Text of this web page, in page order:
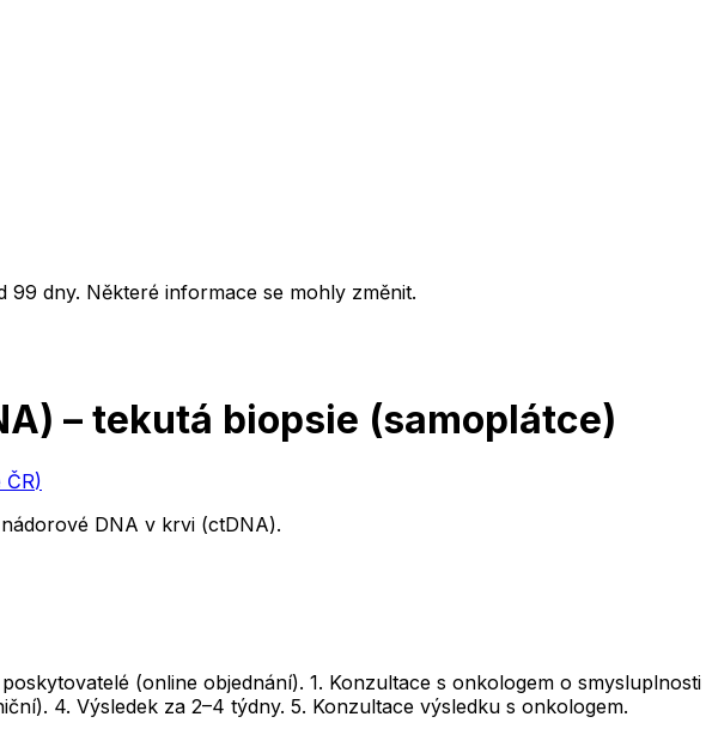
99 dny. Některé informace se mohly změnit.
– tekutá biopsie (samoplátce)
ČR)
DNA v krvi (ctDNA).
(online objednání). 1. Konzultace s onkologem o
4. Výsledek za 2–4 týdny. 5. Konzultace výsledku s onkologem.